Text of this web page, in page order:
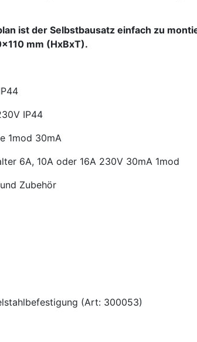
ist der Selbstbausatz einfach zu
mm (HxBxT).
IP44
1mod 30mA
6A, 10A oder 16A 230V 30mA 1mod
Zubehör
(Art: 300053)